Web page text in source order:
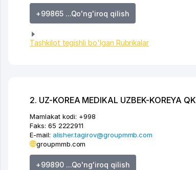
+99865 ...Qo'ng'iroq qilish
Tashkilot tegishli bo'lgan Rubrikalar
2. UZ-KOREA MEDIKAL UZBEK-KOREYA QK
Mamlakat kodi: +998
Faks: 65 2222911
E-mail: alisher.tagirov@groupmmb.com
groupmmb.com
+99890 ...Qo'ng'iroq qilish